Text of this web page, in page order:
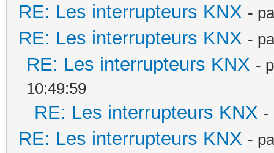
RE: Les interrupteurs KNX -
RE: Les interrupteurs KNX -
RE: Les interrupteurs KNX -
10:49:59
RE: Les interrupteurs KNX -
RE: Les interrupteurs KNX -